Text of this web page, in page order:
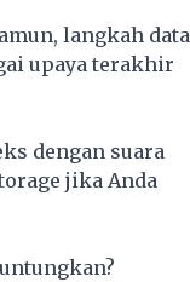
langkah data
upaya terakhir
dengan suara
jika Anda